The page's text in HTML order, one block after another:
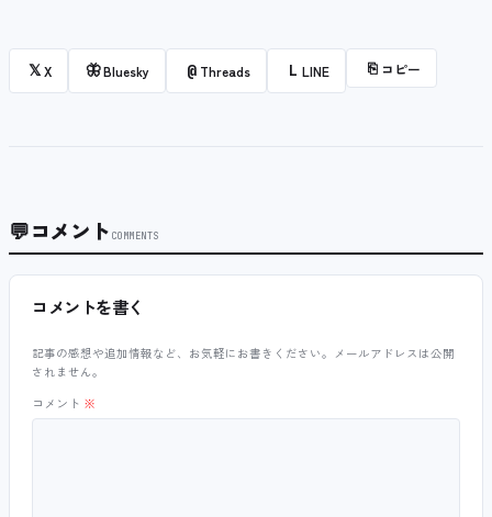
𝕏X 🦋Bluesky @ Threads L LINE ⎘ コピー
💬コメント COMMENTS
コメントを書く
記事の感想や追加情報など、お気軽にお書きください。メールアドレスは公開
されません。
コメント ※